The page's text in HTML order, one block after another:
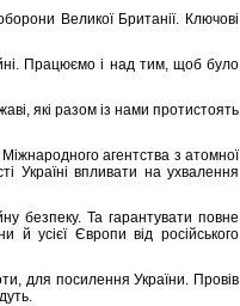
Великої Британії. Ключові
Працюємо і над тим, щоб було
які разом із нами протистоять
агентства з атомної
Україні впливати на ухвалення
безпеку. Та гарантувати повне
й усієї Європи від російського
для посилення України. Провів